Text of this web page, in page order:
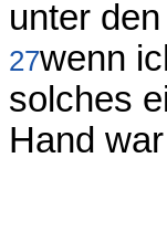
unter
27wenn
solches
Hand